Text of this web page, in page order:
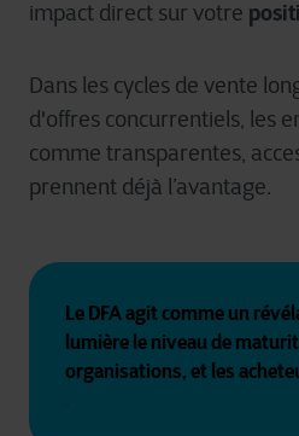
impact direct sur votre
Dans les cycles de vente
d'offres concurrentiels, les
comme transparentes,
prennent déjà l’avantage.
Le DFA agit comme un
lumière le niveau de
organisations, et les
.